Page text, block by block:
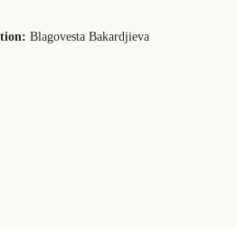
Blagovesta Bakardjieva